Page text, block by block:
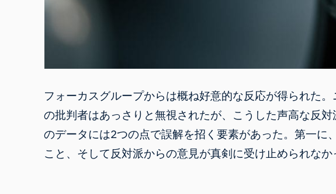
フォーカスグループからは概ね好意的な反応が得られた
の批判者はあっさりと無視されたが、こうした声高な反
のデータには2つの点で誤解を招く要素があった。第一に
こと、そして反対派からの意見が真剣に受け止められな